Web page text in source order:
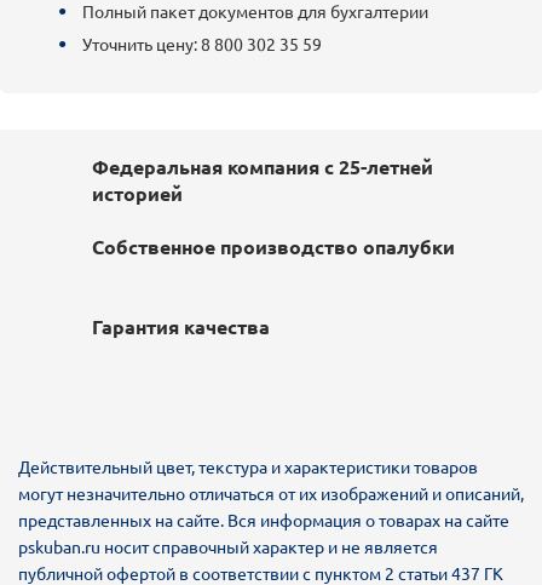
Полный пакет документов для бухгалтерии
Уточнить цену: 8 800 302 35 59
Федеральная компания с 25-летней
историей
Собственное производство опалубки
Гарантия качества
Действительный цвет, текстура и характеристики товаров
могут незначительно отличаться от их изображений и описаний,
представленных на сайте. Вся информация о товарах на сайте
pskuban.ru носит справочный характер и не является
публичной офертой в соответствии с пунктом 2 статьи 437 ГК